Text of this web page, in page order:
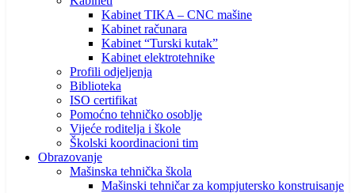
Kabinet TIKA – CNC mašine
Kabinet računara
Kabinet “Turski kutak”
Kabinet elektrotehnike
Profili odjeljenja
Biblioteka
ISO certifikat
Pomoćno tehničko osoblje
Vijeće roditelja i škole
Školski koordinacioni tim
Obrazovanje
Mašinska tehnička škola
Mašinski tehničar za kompjutersko konstruisanje